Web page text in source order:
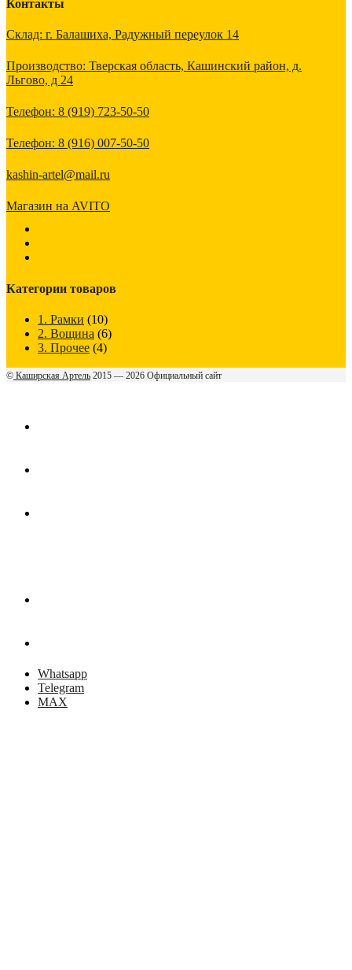
Контакты
Склад: г. Балашиха, Радужный переулок 14
Производство: Тверская область, Кашинский район, д.
Льгово, д 24
Телефон: 8 (919) 723-50-50
Телефон: 8 (916) 007-50-50
kashin-artel@mail.ru
Магазин на AVITO
Категории товаров
1. Рамки (10)
2. Вощина (6)
3. Прочее (4)
© Каширская Артель 2015 — 2026 Официальный сайт
Whatsapp
Telegram
MAX